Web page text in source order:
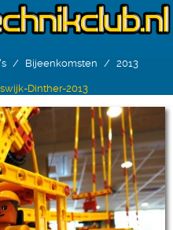
Bijeenkomsten
2013
Dinther-2013